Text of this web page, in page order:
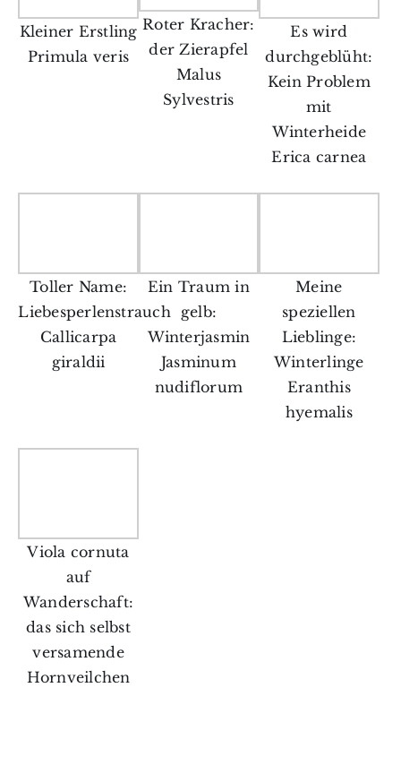
Kleiner Erstling
Primula veris
Roter Kracher:
der Zierapfel
Malus
Sylvestris
Es wird
durchgeblüht:
Kein Problem
mit
Winterheide
Erica carnea
Toller Name:
Liebesperlenstrauch
Callicarpa
giraldii
Ein Traum in
gelb:
Winterjasmin
Jasminum
nudiflorum
Meine
speziellen
Lieblinge:
Winterlinge
Eranthis
hyemalis
Viola cornuta
auf
Wanderschaft:
das sich selbst
versamende
Hornveilchen